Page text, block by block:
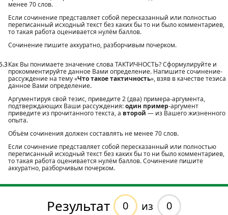
менее 70 слов.
Если сочинение представляет собой пересказанный или полностью
переписанный исходный текст без каких бы то ни было комментариев,
то такая работа оценивается нулём баллов.
Сочинение пишите аккуратно, разборчивым почерком.
Как Вы понимаете значение слова ТАКТИЧНОСТЬ? Сформулируйте и
прокомментируйте данное Вами определение. Напишите сочинение-
рассуждение на тему «Что такое тактичность», взяв в качестве тезиса
данное Вами определение.
Аргументируя свой тезис, приведите 2 (два) примера-аргумента,
подтверждающих Ваши рассуждения:один пример-аргумент
приведите из прочитанного текста, а второй — из Вашего жизненного
опыта.
Объём сочинения должен составлять не менее 70 слов.
Если сочинение представляет собой пересказанный или полностью
переписанный исходный текст без каких бы то ни было комментариев,
то такая работа оценивается нулём баллов. Сочинение пишите
аккуратно, разборчивым почерком.
Результат 0 из 0